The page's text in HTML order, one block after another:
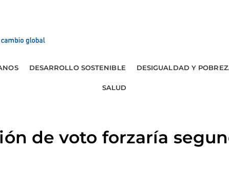
DESARROLLO SOSTENIBLE DESIGUALDAD Y
SALUD
de voto forzaría